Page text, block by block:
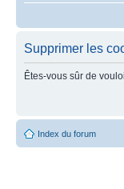
Supprimer les
Êtes-vous sûr de
Index du forum